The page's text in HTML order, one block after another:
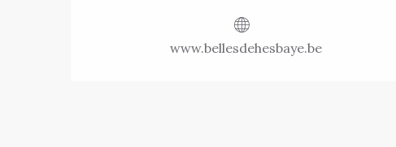
www.bellesdehesbaye.be